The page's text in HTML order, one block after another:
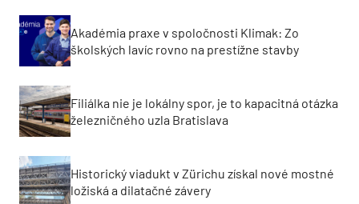
Akadémia praxe v spoločnosti Klimak: Zo
školských lavíc rovno na prestížne stavby
Filiálka nie je lokálny spor, je to kapacitná otázka
železničného uzla Bratislava
Historický viadukt v Zürichu získal nové mostné
ložiská a dilatačné závery